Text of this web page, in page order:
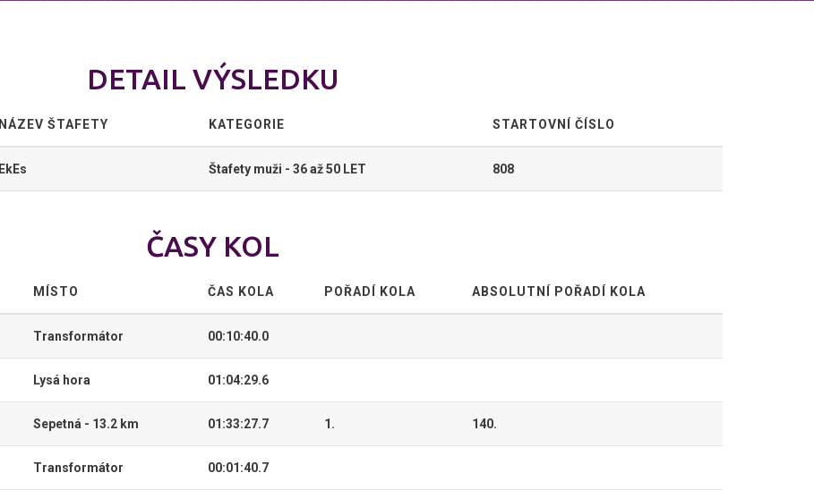
DETAIL VÝSLEDKU
NÁZEV ŠTAFETY KATEGORIE STARTOVNÍ ČÍSLO
EkEs Štafety muži - 36 až 50 LET 808
ČASY KOL
MÍSTO ČAS KOLA POŘADÍ KOLA ABSOLUTNÍ POŘADÍ KOLA
Transformátor 00:10:40.0
Lysá hora 01:04:29.6
Sepetná - 13.2 km 01:33:27.7 1. 140.
Transformátor 00:01:40.7